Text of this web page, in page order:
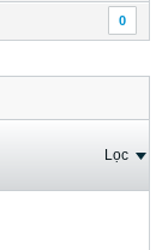
0
Lọc